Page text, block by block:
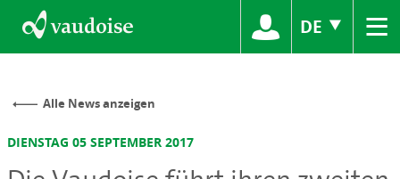
DE ≡
Alle News anzeigen
DIENSTAG 05 SEPTEMBER 2017